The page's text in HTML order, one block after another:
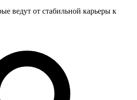
ведут от стабильной карьеры к